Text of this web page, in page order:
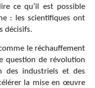
ce qu’il est possible
: les scientifiques ont
décisifs.
le réchauffement
question de révolution
des industriels et des
la mise en œuvre